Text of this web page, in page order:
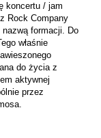
koncertu / jam
Rock Company
nazwą formacji. Do
właśnie
do życia z
aktywnej
przez